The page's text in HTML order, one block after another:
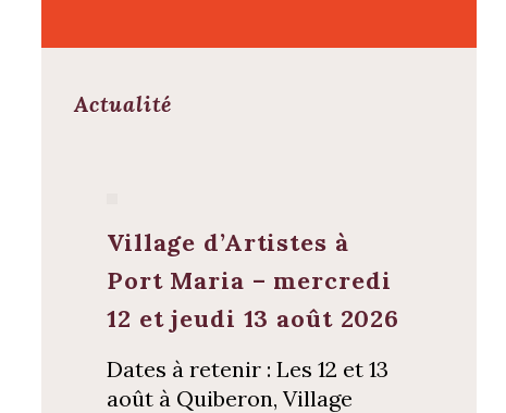
Actualité
Village d’Artistes à
Port Maria – mercredi
12 et jeudi 13 août 2026
Dates à retenir : Les 12 et 13
août à Quiberon, Village